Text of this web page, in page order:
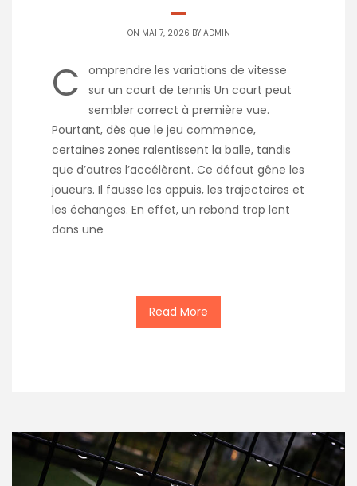
ON MAI 7, 2026 BY ADMIN
C
omprendre les variations de vitesse
sur un court de tennis Un court peut
sembler correct à première vue.
Pourtant, dès que le jeu commence,
certaines zones ralentissent la balle, tandis
que d’autres l’accélèrent. Ce défaut gêne les
joueurs. Il fausse les appuis, les trajectoires et
les échanges. En effet, un rebond trop lent
dans une
Read More